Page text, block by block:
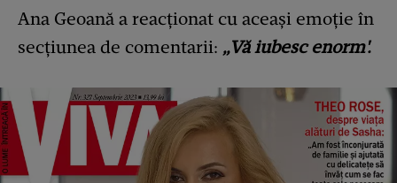
Ana Geoană a reacționat cu aceași emoție în
secțiunea de comentarii: „Vă iubesc enorm'.